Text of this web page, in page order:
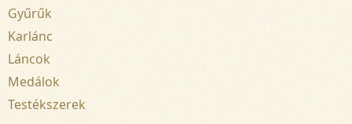
Gyűrűk
Karlánc
Láncok
Medálok
Testékszerek